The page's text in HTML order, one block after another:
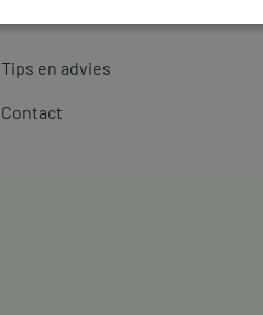
Tips en advies
Contact